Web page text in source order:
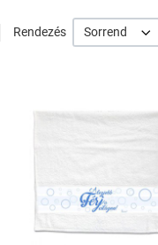
Rendezés Sorrend